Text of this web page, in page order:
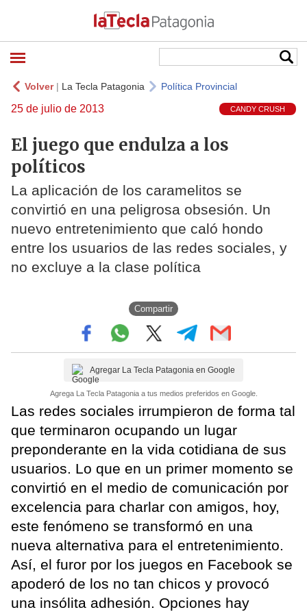
Volver| La Tecla Patagonia Política Provincial
25 de julio de 2013 CANDY CRUSH
El juego que endulza a los
políticos
La aplicación de los caramelitos se
convirtió en una peligrosa obsesión. Un
nuevo entretenimiento que caló hondo
entre los usuarios de las redes sociales, y
no excluye a la clase política
Compartir
Agregar La Tecla Patagonia en Google
Agrega La Tecla Patagonia a tus medios preferidos en Google.
Las redes sociales irrumpieron de forma tal
que terminaron ocupando un lugar
preponderante en la vida cotidiana de sus
usuarios. Lo que en un primer momento se
convirtió en el medio de comunicación por
excelencia para charlar con amigos, hoy,
este fenómeno se transformó en una
nueva alternativa para el entretenimiento.
Así, el furor por los juegos en Facebook se
apoderó de los no tan chicos y provocó
una insólita adhesión. Opciones hay